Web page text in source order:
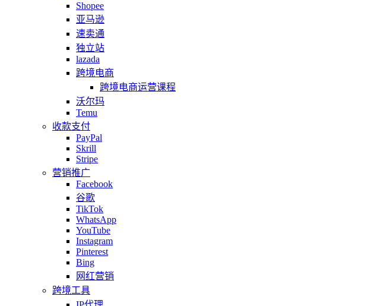
Shopee
亚马逊
速卖通
独立站
lazada
跨境电商
跨境电商运营课程
沃尔玛
Temu
收款支付
PayPal
Skrill
Stripe
营销推广
Facebook
谷歌
TikTok
WhatsApp
YouTube
Instagram
Pinterest
Bing
网红营销
跨境工具